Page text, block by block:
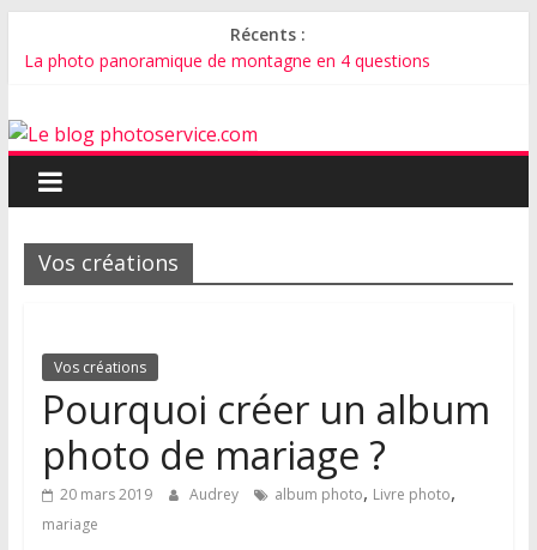
Récents :
La photo panoramique de montagne en 4 questions
photos ?
Comment bien photographier son chat ?
Comment photographier un bébé ?
Vos créations
Vos créations
Pourquoi créer un album
photo de mariage ?
20 mars 2019 Audrey album photo, Livre photo,
mariage